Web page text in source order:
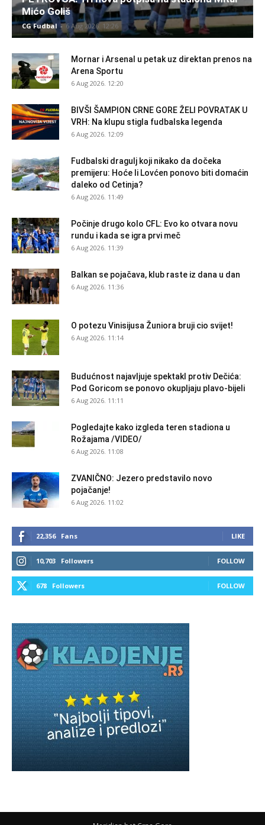
Mićo Goliš
CG Fudbal - 6 Aug 2026. 12:26
Mornar i Arsenal u petak uz direktan prenos na
Arena Sportu
6 Aug 2026. 12:20
BIVŠI ŠAMPION CRNE GORE ŽELI POVRATAK U
VRH: Na klupu stigla fudbalska legenda
6 Aug 2026. 12:09
Fudbalski dragulj koji nikako da dočeka
premijeru: Hoće li Lovćen ponovo biti domaćin
daleko od Cetinja?
6 Aug 2026. 11:49
Počinje drugo kolo CFL: Evo ko otvara novu
rundu i kada se igra prvi meč
6 Aug 2026. 11:39
Balkan se pojačava, klub raste iz dana u dan
6 Aug 2026. 11:36
O potezu Vinisijusa Žuniora bruji cio svijet!
6 Aug 2026. 11:14
Budućnost najavljuje spektakl protiv Dečića:
Pod Goricom se ponovo okupljaju plavo-bijeli
6 Aug 2026. 11:11
Pogledajte kako izgleda teren stadiona u
Rožajama /VIDEO/
6 Aug 2026. 11:08
ZVANIČNO: Jezero predstavilo novo
pojačanje!
6 Aug 2026. 11:02
22,356 Fans LIKE
10,703 Followers FOLLOW
678 Followers FOLLOW